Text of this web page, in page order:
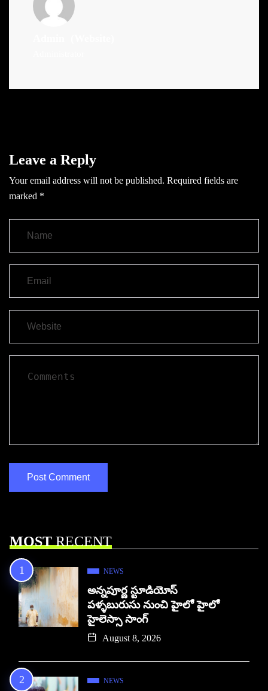
Leave a Reply
Your email address will not be published. Required fields are
marked *
MOSTRECENT
NEWS
అన్నపూర్ణ స్టూడియోస్
పళ్ళబురుసు నుంచి హైలో హైలో
హైలెస్సా సాంగ్
August 8, 2026
NEWS